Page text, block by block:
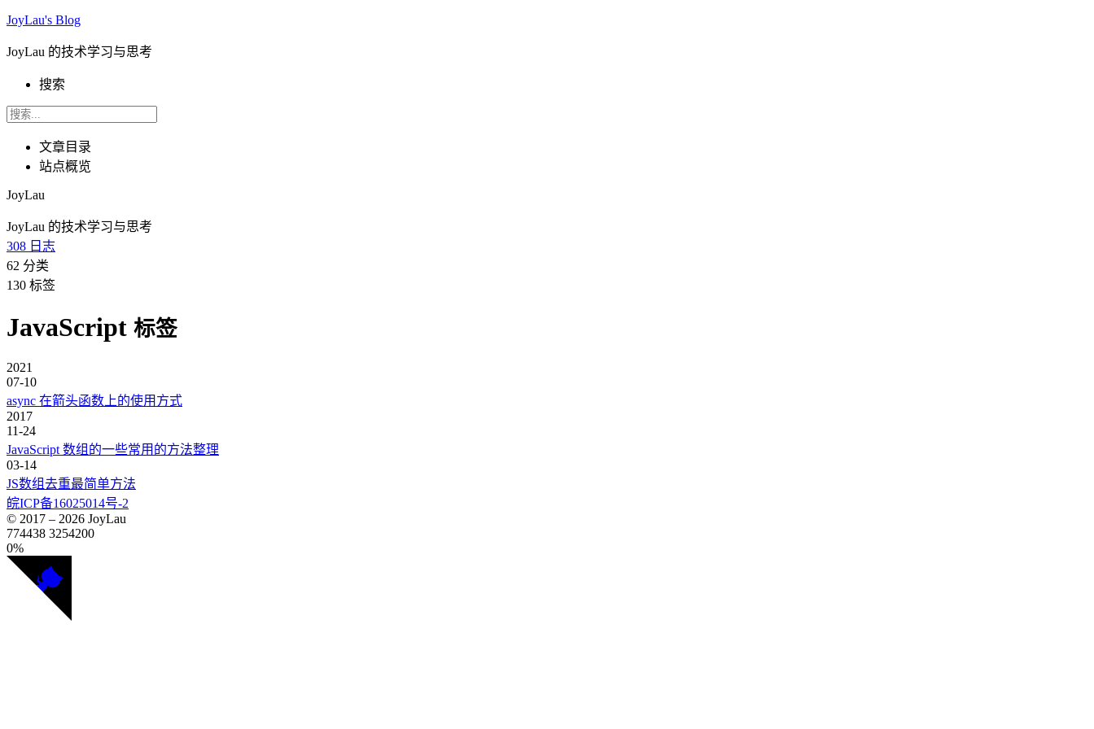
JoyLau's Blog
JoyLau 的技术学习与思考
搜索
文章目录
站点概览
JoyLau
JoyLau 的技术学习与思考
308 日志
62 分类
130 标签
JavaScript 标签
2021
07-10
async 在箭头函数上的使用方式
2017
11-24
JavaScript 数组的一些常用的方法整理
03-14
JS数组去重最简单方法
皖ICP备16025014号-2
© 2017 – 2026 JoyLau
774438 3254200
0%